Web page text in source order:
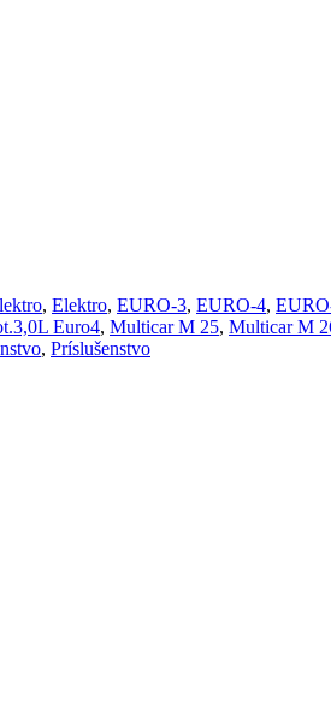
, Elektro, EURO-3, EURO-4,
Euro4, Multicar M 25, Multicar M
, Príslušenstvo